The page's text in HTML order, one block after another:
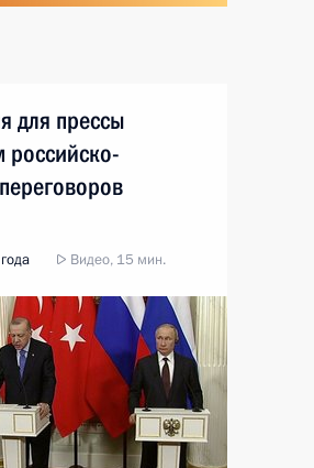
для прессы
российско-
Видео, 15 мин.